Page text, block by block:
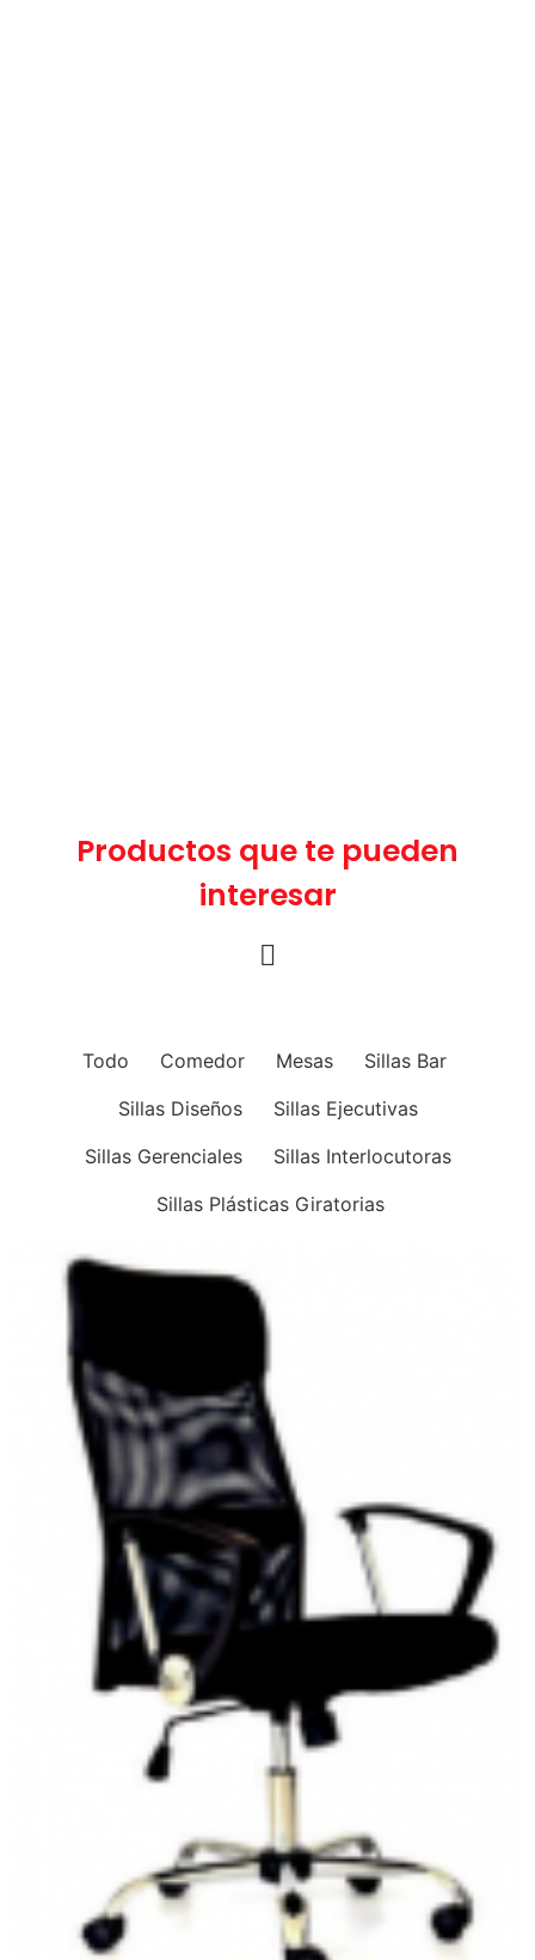
Productos que te pueden
interesar
Todo Comedor Mesas
Sillas Bar
Sillas Diseños
Sillas Ejecutivas
Sillas Gerenciales
Sillas Interlocutoras
Sillas Plásticas Giratorias